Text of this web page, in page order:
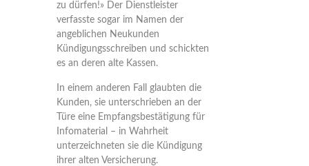
zu dürfen!» Der Dienstleister
verfasste sogar im Namen der
angeblichen Neukunden
Kündigungsschreiben und schickten
es an deren alte Kassen.
In einem anderen Fall glaubten die
Kunden, sie unterschrieben an der
Türe eine Empfangsbestätigung für
Infomaterial – in Wahrheit
unterzeichneten sie die Kündigung
ihrer alten Versicherung.